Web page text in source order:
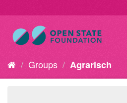
Groups Agrarisch